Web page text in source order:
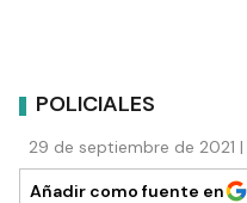
POLICIALES
29 de septiembre de 2021
Añadir como fuente en